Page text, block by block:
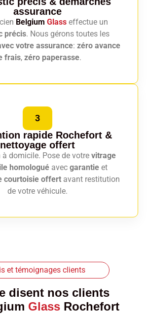
assurance
Belgium Glass effectue un
précis. Nous gérons toutes les
votre assurance: zéro avance
frais, zéro paperasse.
3
rapide Rochefort &
nettoyage offert
à domicile. Pose de votre vitrage
homologué avec garantie et
courtoisie offertavant restitution
de votre véhicule.
et témoignages clients
disent nos clients
GlassRochefort